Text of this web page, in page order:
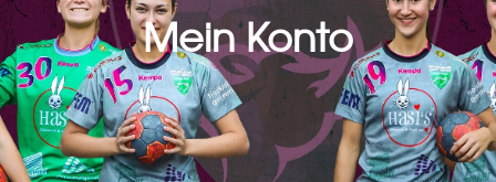
Mein Konto